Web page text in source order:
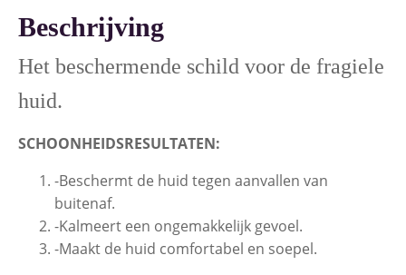
Beschrijving
Het beschermende schild voor de fragiele
huid.
SCHOONHEIDSRESULTATEN:
-Beschermt de huid tegen aanvallen van
buitenaf.
-Kalmeert een ongemakkelijk gevoel.
-Maakt de huid comfortabel en soepel.